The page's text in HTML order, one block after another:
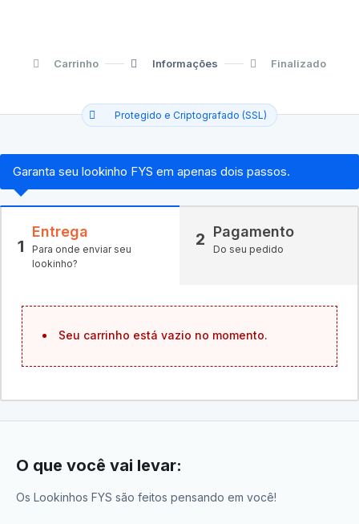
Carrinho Informações Finalizado
Protegido e Criptografado (SSL)
Garanta seu lookinho FYS em apenas dois passos.
1
Entrega
Para onde enviar seu
lookinho?
2 Pagamento
Do seu pedido
Seu carrinho está vazio no momento.
O que você vai levar:
Os Lookinhos FYS são feitos pensando em você!